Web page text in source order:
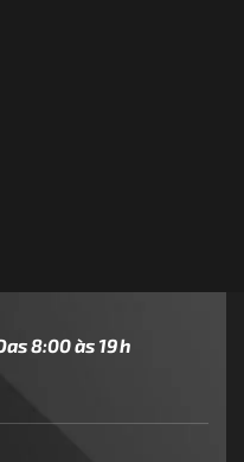
8:00 às 19h